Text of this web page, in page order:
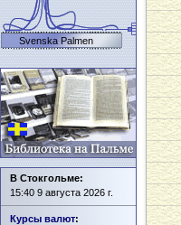
Svenska Palmen
В Стокгольме:
15:40 9 августа 2026 г.
Курсы валют: